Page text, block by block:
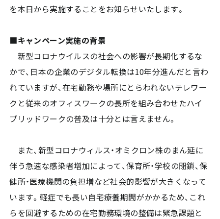
を本日から実施することをお知らせいたします。
■キャンペーン実施の背景
新型コロナウイルスの社会への影響が長期化するな
かで、日本の企業のデジタル転換は10年分進んだと言わ
れていますが、在宅勤務や場所にとらわれないテレワー
クと従来のオフィスワークの長所を組み合わせたハイ
ブリッドワークの普及は十分とは言えません。
また、新型コロナウィルス・オミクロン株のまん延に
伴う急速な感染者増加によって、保育所・学校の閉鎖、保
健所・医療機関の負担増など社会的影響が大きくなって
います。軽症でも長い自宅療養期間がかかるため、これ
らを回避するための在宅勤務環境の整備は緊急課題と